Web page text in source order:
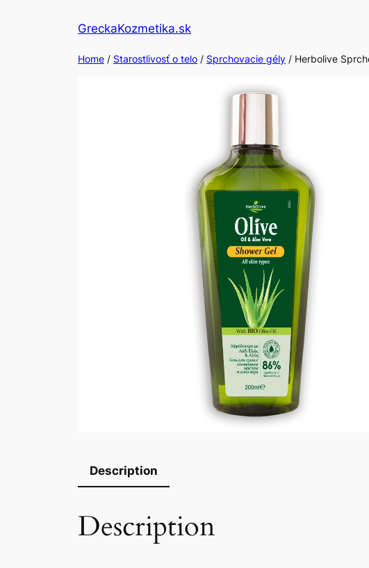
GreckaKozmetika.sk
Home / Starostlivosť o telo / Sprchovacie gély / Herbolive
Description
Description